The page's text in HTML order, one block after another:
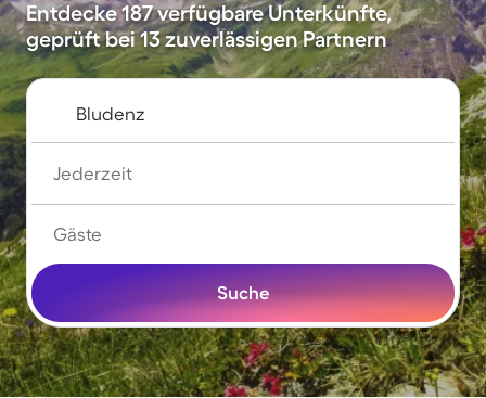
Entdecke 187 verfügbare Unterkünfte,
geprüft bei 13 zuverlässigen Partnern
Jederzeit
Gäste
Suche